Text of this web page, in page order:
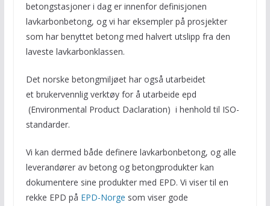
betongstasjoner i dag er innenfor definisjonen
lavkarbonbetong, og vi har eksempler på prosjekter
som har benyttet betong med halvert utslipp fra den
laveste lavkarbonklassen.
Det norske betongmiljøet har også utarbeidet
et brukervennlig verktøy for å utarbeide epd
(Environmental Product Daclaration) i henhold til ISO-
standarder.
Vi kan dermed både definere lavkarbonbetong, og alle
leverandører av betong og betongprodukter kan
dokumentere sine produkter med EPD. Vi viser til en
rekke EPD på EPD-Norge som viser gode